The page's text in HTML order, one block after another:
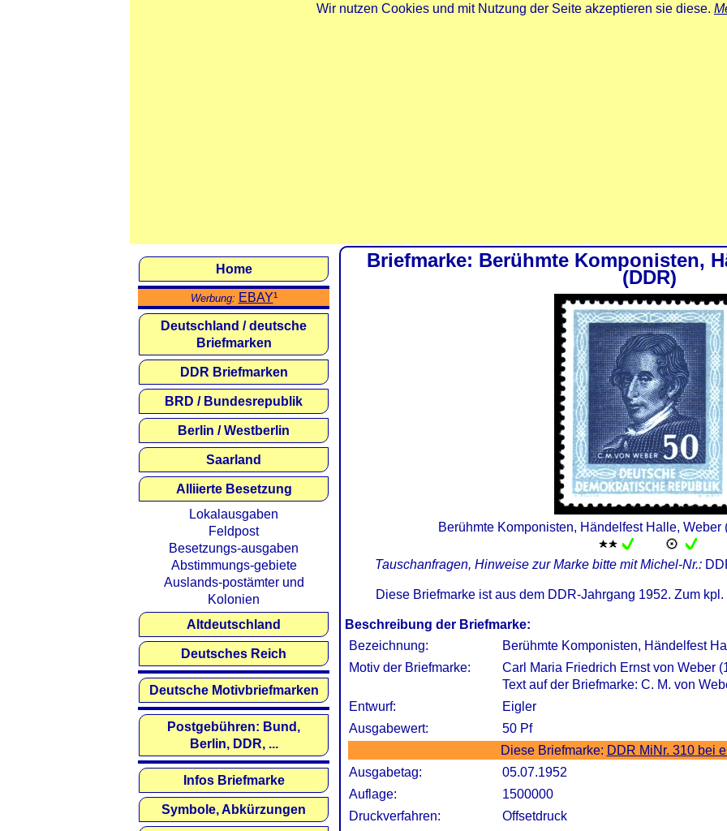
Wir nutzen Cookies und mit Nutzung der Seite akzeptieren sie diese.
Briefmarke: Berühmte Komponisten,
(DDR)
Berühmte Komponisten, Händelfest Halle, Weber
Tauschanfragen, Hinweise zur Marke bitte mit Michel-Nr.:
Diese Briefmarke ist aus dem DDR-Jahrgang 1952. Zum kpl.
Beschreibung der Briefmarke:
Bezeichnung:
Berühmte Komponisten, Händelfest
Motiv der Briefmarke:
Carl Maria Friedrich Ernst von Weber
Text auf der Briefmarke: C. M. von
Entwurf:
Eigler
Ausgabewert:
50 Pf
Diese Briefmarke: DDR MiNr. 310 bei
Ausgabetag:
05.07.1952
Auflage:
1500000
Druckverfahren:
Offsetdruck
Home
Werbung: EBAY¹
Deutschland / deutsche
Briefmarken
DDR Briefmarken
BRD / Bundesrepublik
Berlin / Westberlin
Saarland
Alliierte Besetzung
Lokalausgaben
Feldpost
Besetzungs-ausgaben
Abstimmungs-gebiete
Auslands-postämter und
Kolonien
Altdeutschland
Deutsches Reich
Deutsche Motivbriefmarken
Postgebühren: Bund,
Berlin, DDR, ...
Infos Briefmarke
Symbole, Abkürzungen